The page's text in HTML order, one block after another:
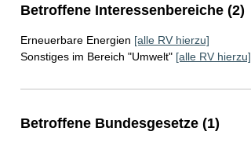
Betroffene Interessenbereiche (2)
Erneuerbare Energien [alle RV hierzu]
Sonstiges im Bereich "Umwelt" [alle RV hierzu]
Betroffene Bundesgesetze (1)